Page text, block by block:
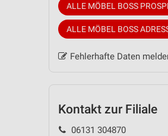
ALLE MÖBEL BOSS
ALLE MÖBEL BOSS
Fehlerhafte Daten
Kontakt zur Filiale
06131 304870